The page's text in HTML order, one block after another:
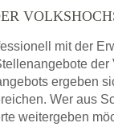
mit der
ergeben
Wer aus
weitergeben